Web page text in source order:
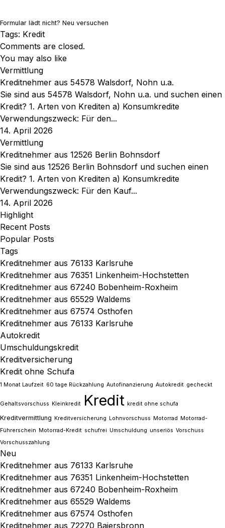
Formular lädt nicht? Neu versuchen
Tags: Kredit
Comments are closed.
You may also like
Vermittlung
Kreditnehmer aus 54578 Walsdorf, Nohn u.a.
Sie sind aus 54578 Walsdorf, Nohn u.a. und suchen einen
Kredit? 1. Arten von Krediten a) Konsumkredite
Verwendungszweck: Für den...
14. April 2026
Vermittlung
Kreditnehmer aus 12526 Berlin Bohnsdorf
Sie sind aus 12526 Berlin Bohnsdorf und suchen einen
Kredit? 1. Arten von Krediten a) Konsumkredite
Verwendungszweck: Für den Kauf...
14. April 2026
Highlight
Recent Posts
Popular Posts
Tags
Kreditnehmer aus 76133 Karlsruhe
Kreditnehmer aus 76351 Linkenheim-Hochstetten
Kreditnehmer aus 67240 Bobenheim-Roxheim
Kreditnehmer aus 65529 Waldems
Kreditnehmer aus 67574 Osthofen
Kreditnehmer aus 76133 Karlsruhe
Autokredit
Umschuldungskredit
Kreditversicherung
Kredit ohne Schufa
1 Monat Laufzeit 60 tage Rückzahlung Autofinanzierung Autokredit gecheckt
Gehaltsvorschuss Kleinkredit Kredit kredit ohne schufa
Kreditvermittlung Kreditversicherung Lohnvorschuss Motorrad Motorrad-
Führerschein Motorrad-Kredit schufrei Umschuldung unseriös Vorschuss
Vorschusszahlung
Neu
Kreditnehmer aus 76133 Karlsruhe
Kreditnehmer aus 76351 Linkenheim-Hochstetten
Kreditnehmer aus 67240 Bobenheim-Roxheim
Kreditnehmer aus 65529 Waldems
Kreditnehmer aus 67574 Osthofen
Kreditnehmer aus 72270 Baiersbronn